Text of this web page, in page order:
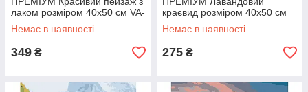
лаком розміром 40х50 см VA-
2845
Немає в наявності
349 ₴
краєвид розміром 40х50 см
(GS990)
Немає в наявності
275 ₴